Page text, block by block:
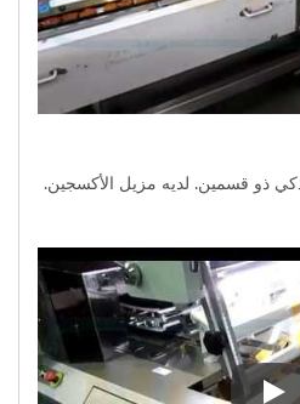
ذو قسمين. لديه مزيل الأكسجين.